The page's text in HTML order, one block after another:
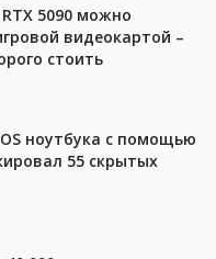
5090 можно
видеокартой –
стоить
ноутбука с помощью
55 скрытых